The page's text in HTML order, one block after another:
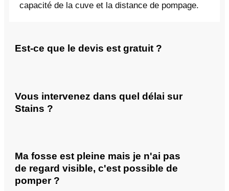
capacité de la cuve et la distance de pompage.
Est-ce que le devis est gratuit ?
Vous intervenez dans quel délai sur
Stains ?
Ma fosse est pleine mais je n'ai pas
de regard visible, c'est possible de
pomper ?